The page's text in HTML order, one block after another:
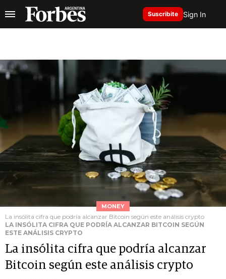
Suscribite Sign In
MONEY
La insólita cifra que podría alcanzar Bitcoin según este análisis crypto
LA INSÓLITA CIFRA QUE PODRÍA ALCANZAR BITCOIN SEGÚN
ESTE ANÁLISIS CRYPTO
La insólita cifra que podría alcanzar
Bitcoin según este análisis crypto